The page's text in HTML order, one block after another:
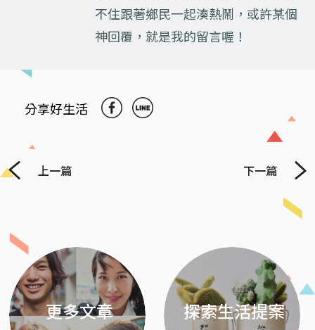
不住跟著鄉民一起湊熱鬧，或許某個
神回覆，就是我的留言喔！
分享好生活
上一篇 下一篇
更多文章 探索生活提案
Next